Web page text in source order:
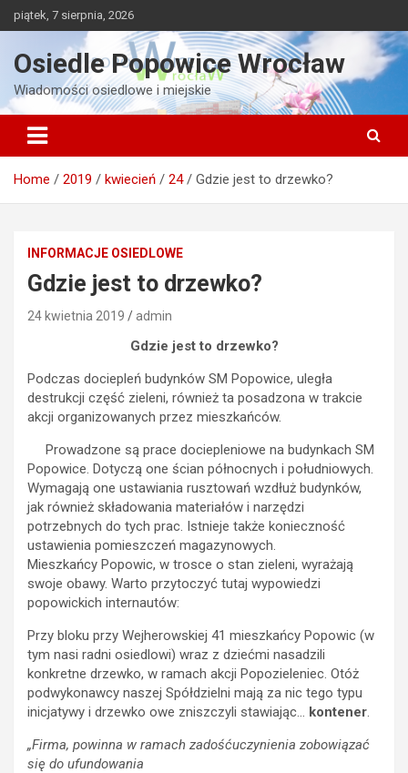
Skip
to
piątek, 7 sierpnia, 2026
Osiedle Popowice Wrocław
Wiadomości osiedlowe i miejskie
Home 2019 kwiecień 24 Gdzie jest to drzewko?
INFORMACJE OSIEDLOWE
Gdzie jest to drzewko?
24 kwietnia 2019 admin
Gdzie jest to drzewko?
Podczas dociepleń budynków SM Popowice, uległa
destrukcji część zieleni, również ta posadzona w trakcie
akcji organizowanych przez mieszkańców.
Prowadzone są prace dociepleniowe na budynkach SM
Popowice. Dotyczą one ścian północnych i południowych.
Wymagają one ustawiania rusztowań wzdłuż budynków,
jak również składowania materiałów i narzędzi
potrzebnych do tych prac. Istnieje także konieczność
ustawienia pomieszczeń magazynowych.
Mieszkańcy Popowic, w trosce o stan zieleni, wyrażają
swoje obawy. Warto przytoczyć tutaj wypowiedzi
popowickich internautów:
Przy bloku przy Wejherowskiej 41 mieszkańcy Popowic (w
tym nasi radni osiedlowi) wraz z dziećmi nasadzili
konkretne drzewko, w ramach akcji Popozieleniec. Otóż
podwykonawcy naszej Spółdzielni mają za nic tego typu
inicjatywy i drzewko owe zniszczyli stawiając… kontener.
„Firma, powinna w ramach zadośćuczynienia zobowiązać
się do ufundowania